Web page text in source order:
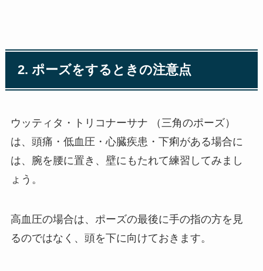
2. ポーズをするときの注意点
ウッティタ・トリコナーサナ （三角のポーズ）
は、頭痛・低血圧・心臓疾患・下痢がある場合に
は、腕を腰に置き、壁にもたれて練習してみまし
ょう。
高血圧の場合は、ポーズの最後に手の指の方を見
るのではなく、頭を下に向けておきます。